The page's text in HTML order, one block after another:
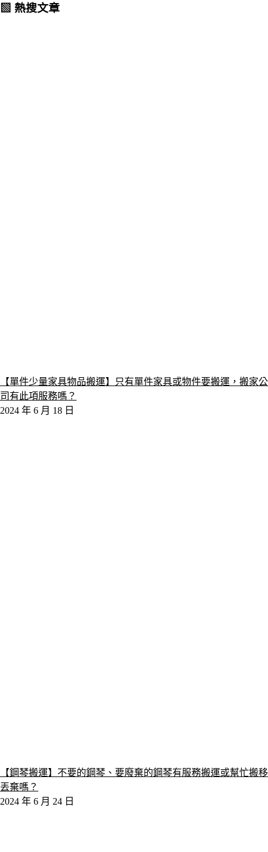
▧ 熱搜文章
【單件少量家具物品搬運】只有單件家具或物件要搬運，搬家公
司有此項服務嗎？
2024 年 6 月 18 日
【鋼琴搬運】不要的鋼琴、要廢棄的鋼琴有服務搬運或幫忙搬移
丟棄嗎？
2024 年 6 月 24 日